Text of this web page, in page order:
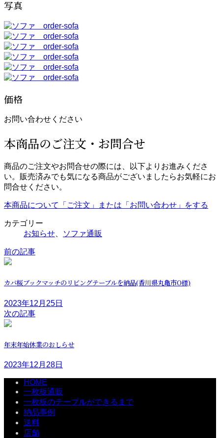
写真
価格
お問い合わせください
本商品のご注文・お問合せ
商品のご注文やお問合せの際には、以下よりお進みくださ
い。販売済みでも気になる商品がございましたらお気軽にお
問合せください。
本商品について「ご注文」または「お問い合わせ」をする
カテゴリー
お知らせ
ソファ通販
前の記事
カバ桜ブックマッチのリビングテーブルを納品(香川県丸亀市O様)
2023年12月25日
次の記事
年末年始休業のおしらせ
2023年12月28日
HOME
一枚板通販
一枚板のテーブルができるまで
納品事例
送料
店舗